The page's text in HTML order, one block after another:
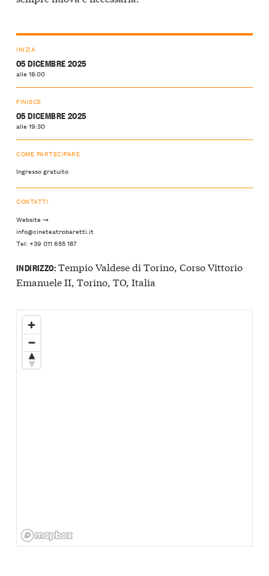
INIZIA
05 DICEMBRE 2025
alle 18:00
FINISCE
05 DICEMBRE 2025
alle 19:30
COME PARTECIPARE
Ingresso gratuito
CONTATTI
Website ↝
info@cineteatrobaretti.it
Tel: +39 011 655 187
INDIRIZZO:Tempio Valdese di Torino, Corso Vittorio
Emanuele II, Torino, TO, Italia